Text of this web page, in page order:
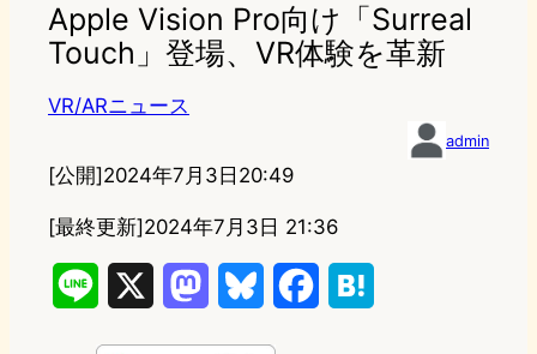
Apple Vision Pro向け「Surreal
Touch」登場、VR体験を革新
VR/ARニュース
admin
[公開]2024年7月3日20:49
[最終更新]2024年7月3日 21:36